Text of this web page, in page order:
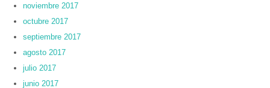
noviembre 2017
octubre 2017
septiembre 2017
agosto 2017
julio 2017
junio 2017